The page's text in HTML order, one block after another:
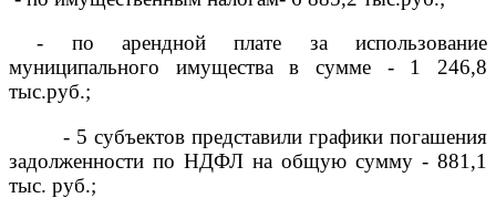
- по арендной плате за использование
муниципального имущества
в сумме - 1 246,8
тыс.руб.;
- 5 субъектов представили графики погашения
задолженности по НДФЛ на общую сумму - 881,1
тыс. руб.;